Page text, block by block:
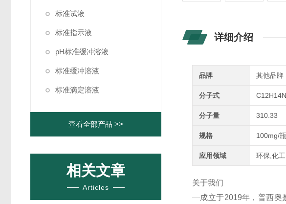
标准试液
标准指示液
pH标准缓冲溶液
标准缓冲溶液
标准滴定溶液
查看全部产品 >>
相关文章
Articles
详细介绍
品牌 其他品牌
分子式
分子量 310.33
规格 100mg/瓶
应用领域 环保,化
关于我们
—成立于2019年，普西奥